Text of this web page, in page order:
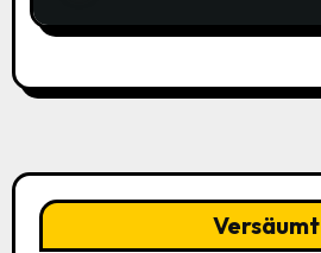
Versäumt